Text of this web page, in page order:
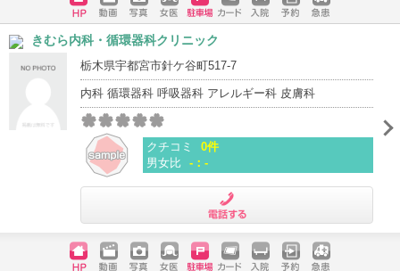
ホームペ
ージ
動画 写真 女医 駐車場
クレジッ
入院 予約 急患
きむら内科・循環器科クリニック
栃木県宇都宮市針ケ谷町517-7
内科 循環器科 呼吸器科 アレルギー科 皮膚科
クチコミ
0件
男女比 -：-